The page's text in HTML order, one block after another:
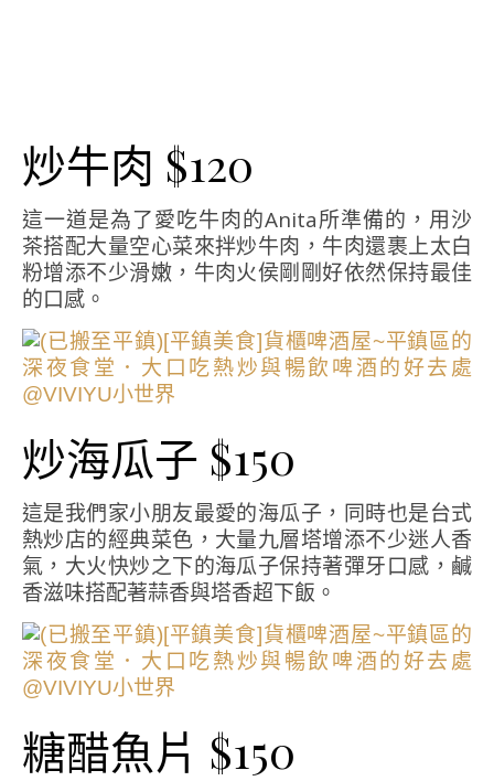
炒牛肉 $120
這一道是為了愛吃牛肉的Anita所準備的，用沙
茶搭配大量空心菜來拌炒牛肉，牛肉還裹上太白
粉增添不少滑嫩，牛肉火侯剛剛好依然保持最佳
的口感。
炒海瓜子 $150
這是我們家小朋友最愛的海瓜子，同時也是台式
熱炒店的經典菜色，大量九層塔增添不少迷人香
氣，大火快炒之下的海瓜子保持著彈牙口感，鹹
香滋味搭配著蒜香與塔香超下飯。
糖醋魚片 $150